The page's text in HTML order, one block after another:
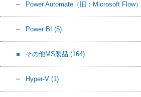
Power Automate（旧：Microsoft Flow）
Power BI (5)
その他MS製品 (164)
Hyper-V (1)